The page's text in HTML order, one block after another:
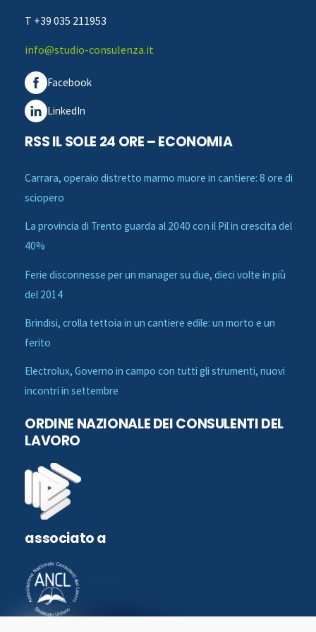
T +39 035 211953
info@studio-consulenza.it
Facebook
LinkedIn
RSS IL SOLE 24 ORE – ECONOMIA
Carrara, operaio distretto marmo muore in cantiere: 8 ore di
sciopero
La provincia di Trento guarda al 2040 con il Pil in crescita del
40%
Ferie disconnesse per un manager su due, dieci volte in più
del 2014
Brindisi, crolla tettoia in un cantiere edile: un morto e un
ferito
Electrolux, Governo in campo con tutti gli strumenti, nuovi
incontri in settembre
ORDINE NAZIONALE DEI CONSULENTI DEL
LAVORO
associato a